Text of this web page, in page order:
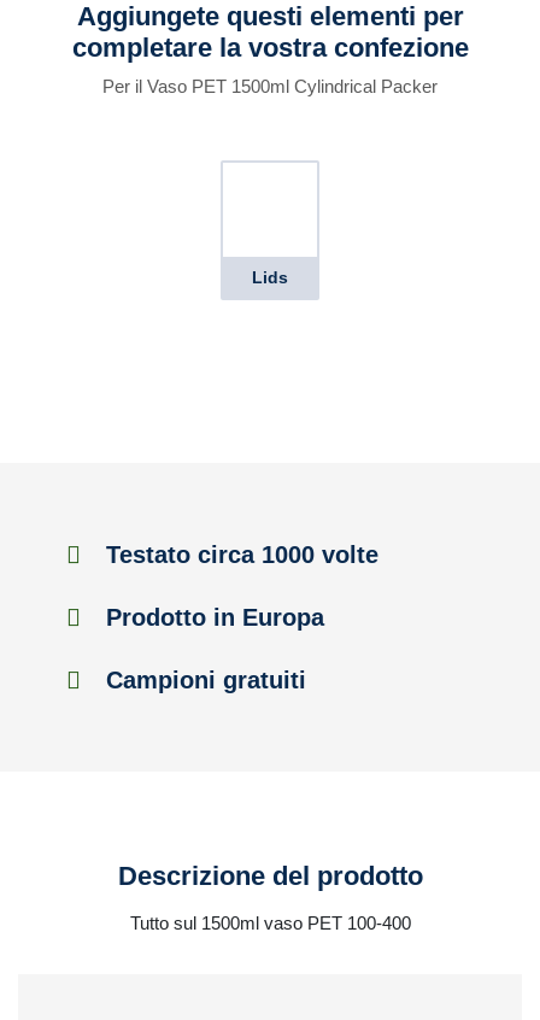
Aggiungete questi elementi per
completare la vostra confezione
Per il Vaso PET 1500ml Cylindrical Packer
Lids
Testato circa 1000 volte
Prodotto in Europa
Campioni gratuiti
Descrizione del prodotto
Tutto sul 1500ml vaso PET 100-400